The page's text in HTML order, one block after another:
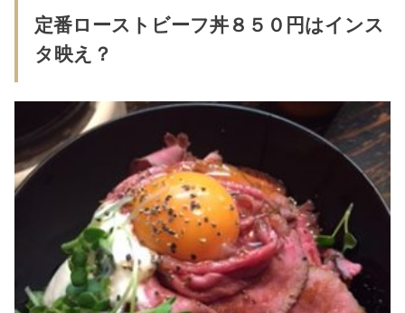
定番ローストビーフ丼８５０円はインス
タ映え？